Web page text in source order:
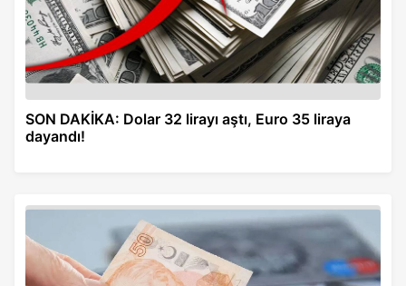
SON DAKİKA: Dolar 32 lirayı aştı, Euro 35 liraya
dayandı!